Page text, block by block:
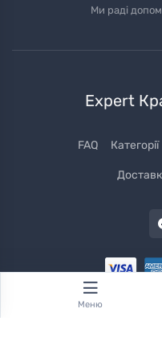
Ми раді
Expert
FAQ Категорії
Меню